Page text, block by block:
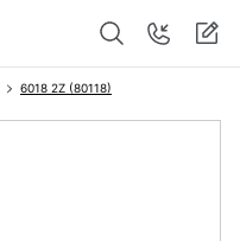
6018 2Z (80118)